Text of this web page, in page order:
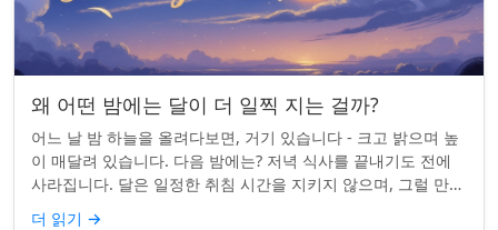
왜 어떤 밤에는 달이 더 일찍 지는 걸까?
어느 날 밤 하늘을 올려다보면, 거기 있습니다 - 크고 밝으며 높
이 매달려 있습니다. 다음 밤에는? 저녁 식사를 끝내기도 전에
사라집니다. 달은 일정한 취침 시간을 지키지 않으며, 그럴 만한
좋은 이유가 있습니다. ...
더 읽기 →